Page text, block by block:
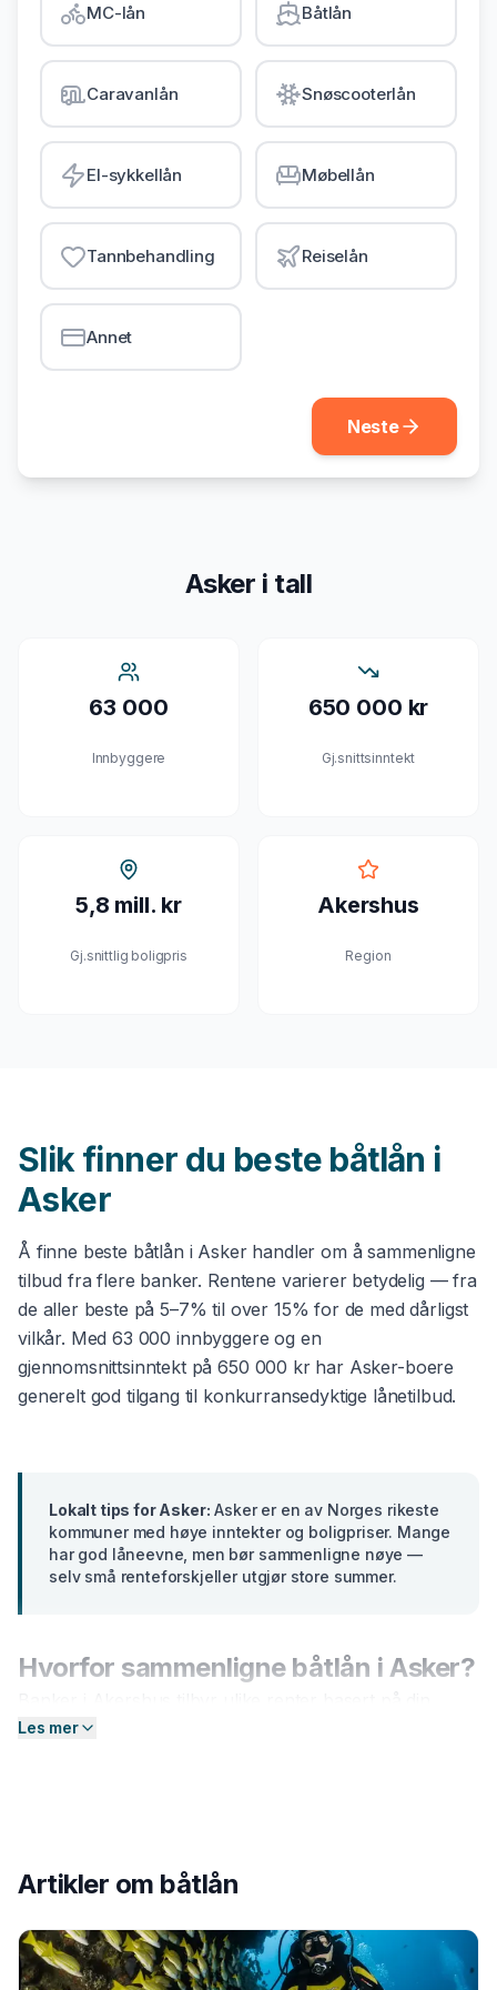
Gjeldsordning
Inkassohjelp
LÅN & KREDITT
Smålån
Lån uten sikkerhet
Kredittkort
Lån på dagen
MC-lån Båtlån
Caravanlån Snøscooterlån
El-sykkellån Møbellån
Tannbehandling Reiselån
Annet
Neste
Asker i tall
63 000
Innbyggere
650 000 kr
Gj.snittsinntekt
5,8 mill. kr
Gj.snittlig boligpris
Akershus
Region
Slik finner du beste båtlån i
Asker
Å finne beste båtlån i Askerhandler om å sammenligne
tilbud fra flere banker. Rentene varierer betydelig — fra
de aller beste på 5–7% til over 15% for de med dårligst
vilkår. Med63 000 innbyggere og en
gjennomsnittsinntekt på650 000 krhar Asker-boere
generelt god tilgang til konkurransedyktige lånetilbud.
Lokalt tips forAsker: Asker er en av Norges rikeste
kommuner med høye inntekter og boligpriser. Mange
har god låneevne, men bør sammenligne nøye —
selv små renteforskjeller utgjør store summer.
Hvorfor sammenligne båtlån iAsker?
profil. En forskjell på bare 2 prosentpoeng på et lån på
deg best.
Slik fungerer prosessen
Les mer
Artikler om båtlån